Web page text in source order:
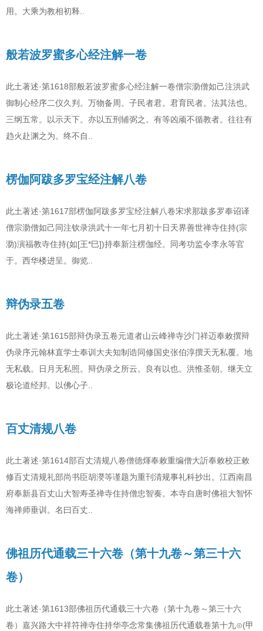
用。大乘为教相初释..
般若波罗蜜多心经注解一卷
此土著述·第1618部般若波罗蜜多心经注解一卷僧宗泐僧如己注洪武
御制心经序二仪久判。万物备周。子民者君。君育民者。法其法也。
三纲五常。以示天下。亦以五刑辅弼之。有等凶顽不循教者。往往有
趋火赴渊之为。终不自..
楞伽阿跋多罗宝经注解八卷
此土著述·第1617部楞伽阿跋多罗宝经注解八卷宋求那跋多罗奉诏译
僧宗泐僧如己同注钦录洪武十一年七月初十日天界善世禅寺住持(宗
泐)演福教寺住持(如[王*巳])持奉新注楞伽经。同考功监令李永等官
于。西华楼进呈。御览..
辩伪录五卷
此土著述·第1615部辩伪录五卷元道者山云峰禅寺沙门祥迈奉敕撰辩
伪录序元翰林直学士奉训大夫知制诰同修国史张伯淳撰天无私覆。地
无私载。日月无私照。辩伪录之所云。良有以也。洪惟圣朝。继天立
极论道经邦。以佛心子..
百丈清规八卷
此土著述·第1614部百丈清规八卷僧德煇奉敕重编僧大訢奉敕校正敕
修百丈清规礼部尚书臣胡濙等谨题为重刊清规事礼科抄出。江西南昌
府奉新县百丈山大智寿圣禅寺住持僧忠智奏。本寺自唐时佛祖大智怀
海禅师垂训。名曰百丈..
佛祖历代通载三十六卷（第十九卷～第三十六
卷）
此土著述·第1613部佛祖历代通载三十六卷（第十九卷～第三十六
卷）嘉兴路大中祥符禅寺住持华亭念常集佛祖历代通载卷第十九⊙(甲